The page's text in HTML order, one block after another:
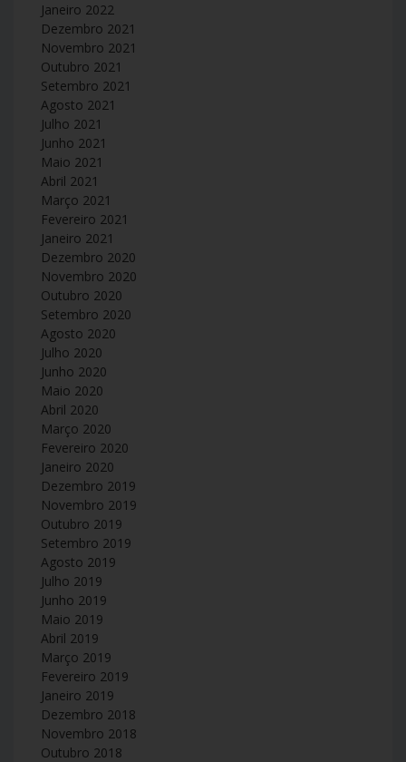
Janeiro 2022
Dezembro 2021
Novembro 2021
Outubro 2021
Setembro 2021
Agosto 2021
Julho 2021
Junho 2021
Maio 2021
Abril 2021
Março 2021
Fevereiro 2021
Janeiro 2021
Dezembro 2020
Novembro 2020
Outubro 2020
Setembro 2020
Agosto 2020
Julho 2020
Junho 2020
Maio 2020
Abril 2020
Março 2020
Fevereiro 2020
Janeiro 2020
Dezembro 2019
Novembro 2019
Outubro 2019
Setembro 2019
Agosto 2019
Julho 2019
Junho 2019
Maio 2019
Abril 2019
Março 2019
Fevereiro 2019
Janeiro 2019
Dezembro 2018
Novembro 2018
Outubro 2018